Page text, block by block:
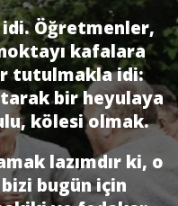
Öğretmenler,
kafalara
tutulmakla idi:
bir heyulaya
kölesi olmak.
lazımdır ki, o
bugün için